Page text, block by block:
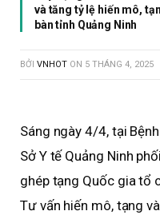
và tăng tỷ lệ hiến mô,
bàn tỉnh Quảng Ninh
BỞI VNHOT ON 5 THÁNG 4, 2025
Sáng ngày 4/4, tại
Sở Y tế Quảng Ninh
ghép tạng Quốc gia tổ
Tư vấn hiến mô, tạng